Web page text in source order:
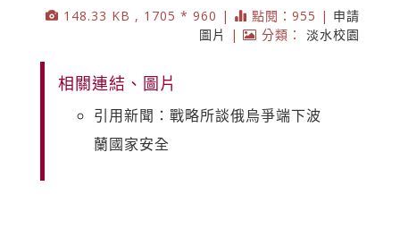
148.33 KB , 1705 * 960 | 點閱：955 | 申請
圖片
| 分類： 淡水校園
相關連結、圖片
引用新聞：戰略所談俄烏爭端下波
蘭國家安全